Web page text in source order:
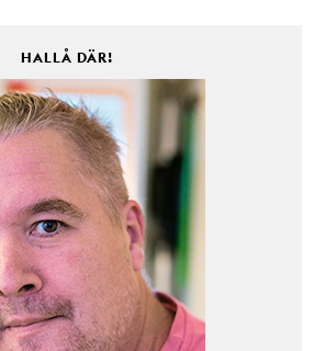
HALLÅ DÄR!